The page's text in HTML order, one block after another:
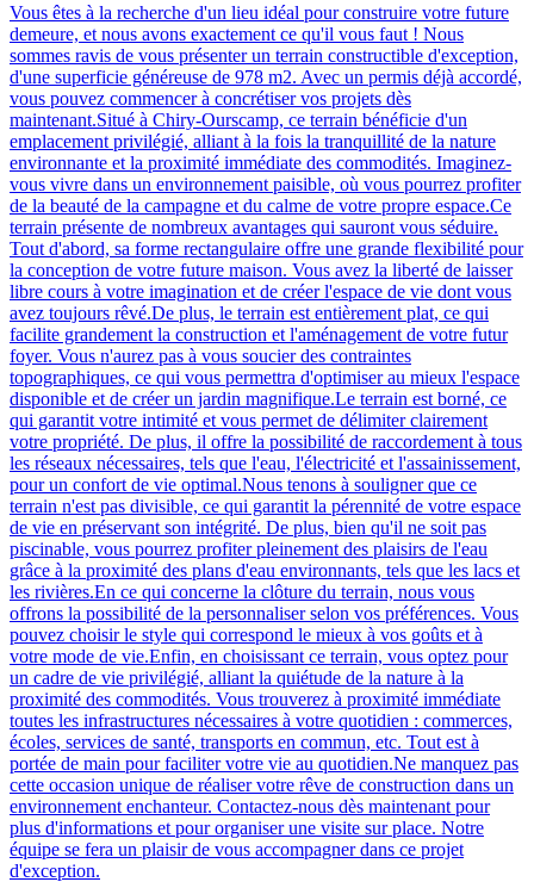
Vous êtes à la recherche d'un lieu idéal pour construire votre future
demeure, et nous avons exactement ce qu'il vous faut ! Nous
sommes ravis de vous présenter un terrain constructible d'exception,
d'une superficie généreuse de 978 m2. Avec un permis déjà accordé,
vous pouvez commencer à concrétiser vos projets dès
maintenant.Situé à Chiry-Ourscamp, ce terrain bénéficie d'un
emplacement privilégié, alliant à la fois la tranquillité de la nature
environnante et la proximité immédiate des commodités. Imaginez-
vous vivre dans un environnement paisible, où vous pourrez profiter
de la beauté de la campagne et du calme de votre propre espace.Ce
terrain présente de nombreux avantages qui sauront vous séduire.
Tout d'abord, sa forme rectangulaire offre une grande flexibilité pour
la conception de votre future maison. Vous avez la liberté de laisser
libre cours à votre imagination et de créer l'espace de vie dont vous
avez toujours rêvé.De plus, le terrain est entièrement plat, ce qui
facilite grandement la construction et l'aménagement de votre futur
foyer. Vous n'aurez pas à vous soucier des contraintes
topographiques, ce qui vous permettra d'optimiser au mieux l'espace
disponible et de créer un jardin magnifique.Le terrain est borné, ce
qui garantit votre intimité et vous permet de délimiter clairement
votre propriété. De plus, il offre la possibilité de raccordement à tous
les réseaux nécessaires, tels que l'eau, l'électricité et l'assainissement,
pour un confort de vie optimal.Nous tenons à souligner que ce
terrain n'est pas divisible, ce qui garantit la pérennité de votre espace
de vie en préservant son intégrité. De plus, bien qu'il ne soit pas
piscinable, vous pourrez profiter pleinement des plaisirs de l'eau
grâce à la proximité des plans d'eau environnants, tels que les lacs et
les rivières.En ce qui concerne la clôture du terrain, nous vous
offrons la possibilité de la personnaliser selon vos préférences. Vous
pouvez choisir le style qui correspond le mieux à vos goûts et à
votre mode de vie.Enfin, en choisissant ce terrain, vous optez pour
un cadre de vie privilégié, alliant la quiétude de la nature à la
proximité des commodités. Vous trouverez à proximité immédiate
toutes les infrastructures nécessaires à votre quotidien : commerces,
écoles, services de santé, transports en commun, etc. Tout est à
portée de main pour faciliter votre vie au quotidien.Ne manquez pas
cette occasion unique de réaliser votre rêve de construction dans un
environnement enchanteur. Contactez-nous dès maintenant pour
plus d'informations et pour organiser une visite sur place. Notre
équipe se fera un plaisir de vous accompagner dans ce projet
d'exception.